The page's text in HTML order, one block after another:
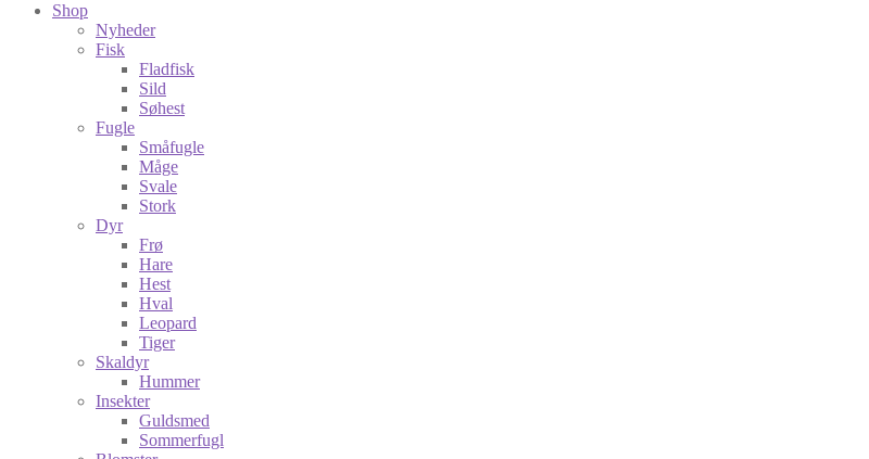
Shop
Nyheder
Fisk
Fladfisk
Sild
Søhest
Fugle
Småfugle
Måge
Svale
Stork
Dyr
Frø
Hare
Hest
Hval
Leopard
Tiger
Skaldyr
Hummer
Insekter
Guldsmed
Sommerfugl